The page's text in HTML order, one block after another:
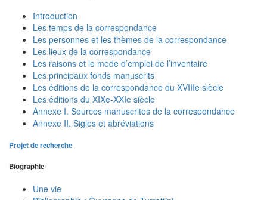
Introduction
Les temps de la correspondance
Les personnes et les thèmes de la correspondance
Les lieux de la correspondance
Les raisons et le mode d’emploi de l’inventaire
Les principaux fonds manuscrits
Les éditions de la correspondance du XVIIIe siècle
Les éditions du XIXe-XXIe siècle
Annexe I. Sources manuscrites de la correspondance
Annexe II. Sigles et abréviations
Projet de recherche
Biographie
Une vie